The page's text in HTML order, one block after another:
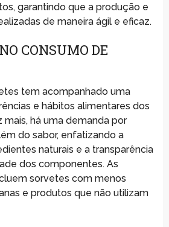
garantindo que a produção e
de maneira ágil e eficaz.
CONSUMO DE
tem acompanhado uma
e hábitos alimentares dos
mais, há uma demanda por
do sabor, enfatizando a
naturais e a transparência
dos componentes. As
sorvetes com menos
e produtos que não utilizam